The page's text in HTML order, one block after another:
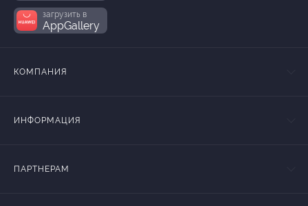
загрузить в
AppGallery
КОМПАНИЯ
ИНФОРМАЦИЯ
ПАРТНЕРАМ